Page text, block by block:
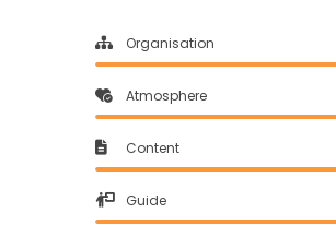
Organisation
Atmosphere
Content
Guide